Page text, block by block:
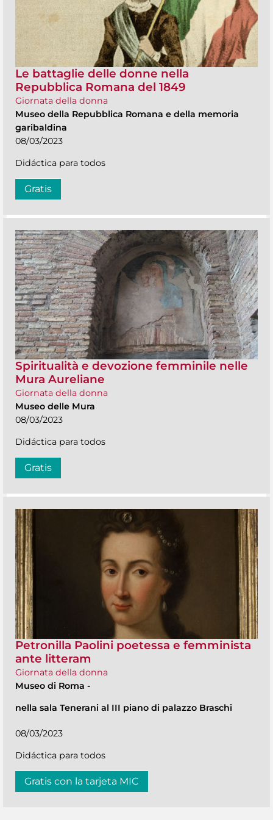
Le battaglie delle donne nella
Repubblica Romana del 1849
Giornata della donna
Museo della Repubblica Romana e della memoria
garibaldina
08/03/2023
Didáctica para todos
Gratis
Spiritualità e devozione femminile nelle
Mura Aureliane
Giornata della donna
Museo delle Mura
08/03/2023
Didáctica para todos
Gratis
Petronilla Paolini poetessa e femminista
ante litteram
Giornata della donna
Museo di Roma -
nella sala Tenerani al III piano di palazzo Braschi
08/03/2023
Didáctica para todos
Gratis con la tarjeta MIC